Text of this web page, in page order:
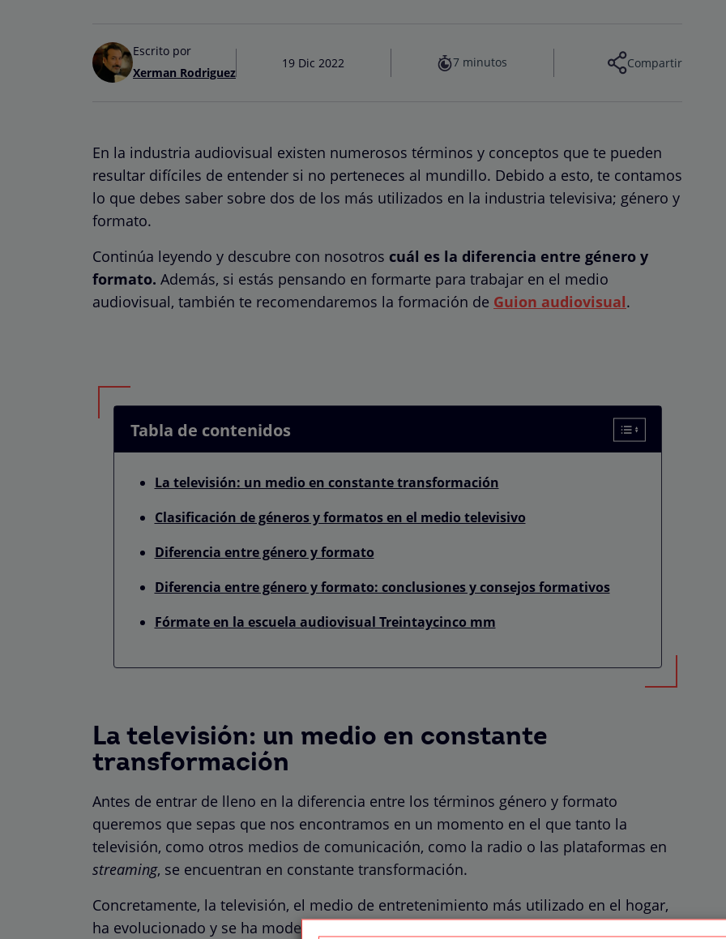
Escrito por
Xerman Rodriguez
19 Dic 2022 7 minutos Compartir
En la industria audiovisual existen numerosos términos y conceptos que te pueden
resultar difíciles de entender si no perteneces al mundillo. Debido a esto, te contamos
lo que debes saber sobre dos de los más utilizados en la industria televisiva; género y
formato.
Continúa leyendo y descubre con nosotros cuál es la diferencia entre género y
formato. Además, si estás pensando en formarte para trabajar en el medio
audiovisual, también te recomendaremos la formación de Guion audiovisual.
Tabla de contenidos
La televisión: un medio en constante transformación
Clasificación de géneros y formatos en el medio televisivo
Diferencia entre género y formato
Diferencia entre género y formato: conclusiones y consejos formativos
Fórmate en la escuela audiovisual Treintaycinco mm
La televisión: un medio en constante
transformación
Antes de entrar de lleno en la diferencia entre los términos género y formato
queremos que sepas que nos encontramos en un momento en el que tanto la
televisión, como otros medios de comunicación, como la radio o las plataformas en
streaming, se encuentran en constante transformación.
Concretamente, la televisión, el medio de entretenimiento más utilizado en el hogar,
ha evolucionado y se ha modernizado gracias a internet y